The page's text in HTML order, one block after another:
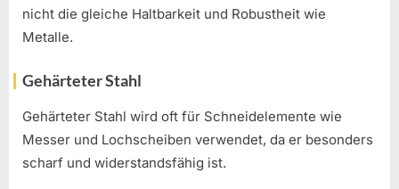
nicht die gleiche Haltbarkeit und Robustheit wie
Metalle.
Gehärteter Stahl
Gehärteter Stahl wird oft für Schneidelemente wie
Messer und Lochscheiben verwendet, da er besonders
scharf und widerstandsfähig ist.